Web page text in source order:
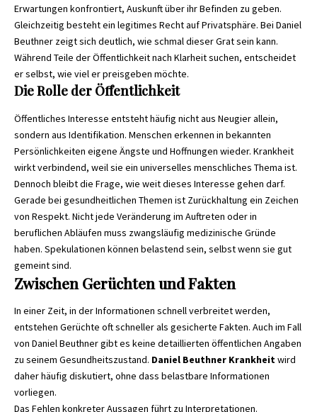
Erwartungen konfrontiert, Auskunft über ihr Befinden zu geben.
Gleichzeitig besteht ein legitimes Recht auf Privatsphäre. Bei Daniel
Beuthner zeigt sich deutlich, wie schmal dieser Grat sein kann.
Während Teile der Öffentlichkeit nach Klarheit suchen, entscheidet
er selbst, wie viel er preisgeben möchte.
Die Rolle der Öffentlichkeit
Öffentliches Interesse entsteht häufig nicht aus Neugier allein,
sondern aus Identifikation. Menschen erkennen in bekannten
Persönlichkeiten eigene Ängste und Hoffnungen wieder. Krankheit
wirkt verbindend, weil sie ein universelles menschliches Thema ist.
Dennoch bleibt die Frage, wie weit dieses Interesse gehen darf.
Gerade bei gesundheitlichen Themen ist Zurückhaltung ein Zeichen
von Respekt. Nicht jede Veränderung im Auftreten oder in
beruflichen Abläufen muss zwangsläufig medizinische Gründe
haben. Spekulationen können belastend sein, selbst wenn sie gut
gemeint sind.
Zwischen Gerüchten und Fakten
In einer Zeit, in der Informationen schnell verbreitet werden,
entstehen Gerüchte oft schneller als gesicherte Fakten. Auch im Fall
von Daniel Beuthner gibt es keine detaillierten öffentlichen Angaben
zu seinem Gesundheitszustand. Daniel Beuthner Krankheitwird
daher häufig diskutiert, ohne dass belastbare Informationen
vorliegen.
Das Fehlen konkreter Aussagen führt zu Interpretationen.